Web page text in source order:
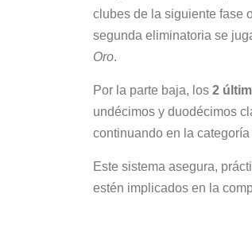
clubes de la siguiente fase
segunda eliminatoria se
Oro.
Por la parte baja, los 2
undécimos y duodécimos
continuando en la
Este sistema asegura,
estén implicados en la